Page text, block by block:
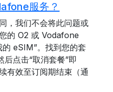
服务？
，我们不会将此问题或
的 O2 或 Vodafone
eSIM”。找到您的套
点击“取消套餐”即
有效至订阅期结束（通